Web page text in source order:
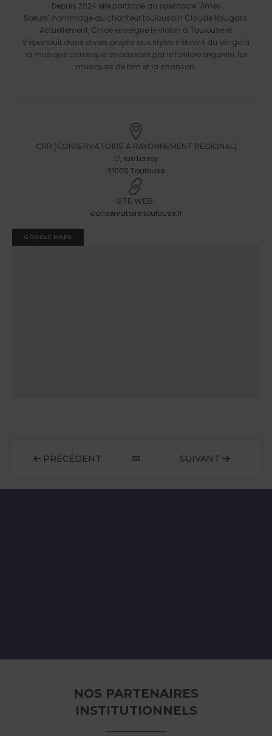
Depuis 2024 elle participe au spectacle "Âmes
Sœurs" hommage au chanteur toulousain Claude Nougaro.
Actuellement, Chloé enseigne le violon à Toulouse et
s’épanouit dans divers projets aux styles s’étirant du tango à
la musique classique en passant par le folklore argentin, les
musiques de film et la chanson.
CRR (CONSERVATOIRE À RAYONNEMENT RÉGIONAL)
17, rue Larrey
31000 Toulouse
SITE WEB :
conservatoire.toulouse.fr
GOOGLE MAPS
PRÉCÉDENT SUIVANT
NOS PARTENAIRES
INSTITUTIONNELS